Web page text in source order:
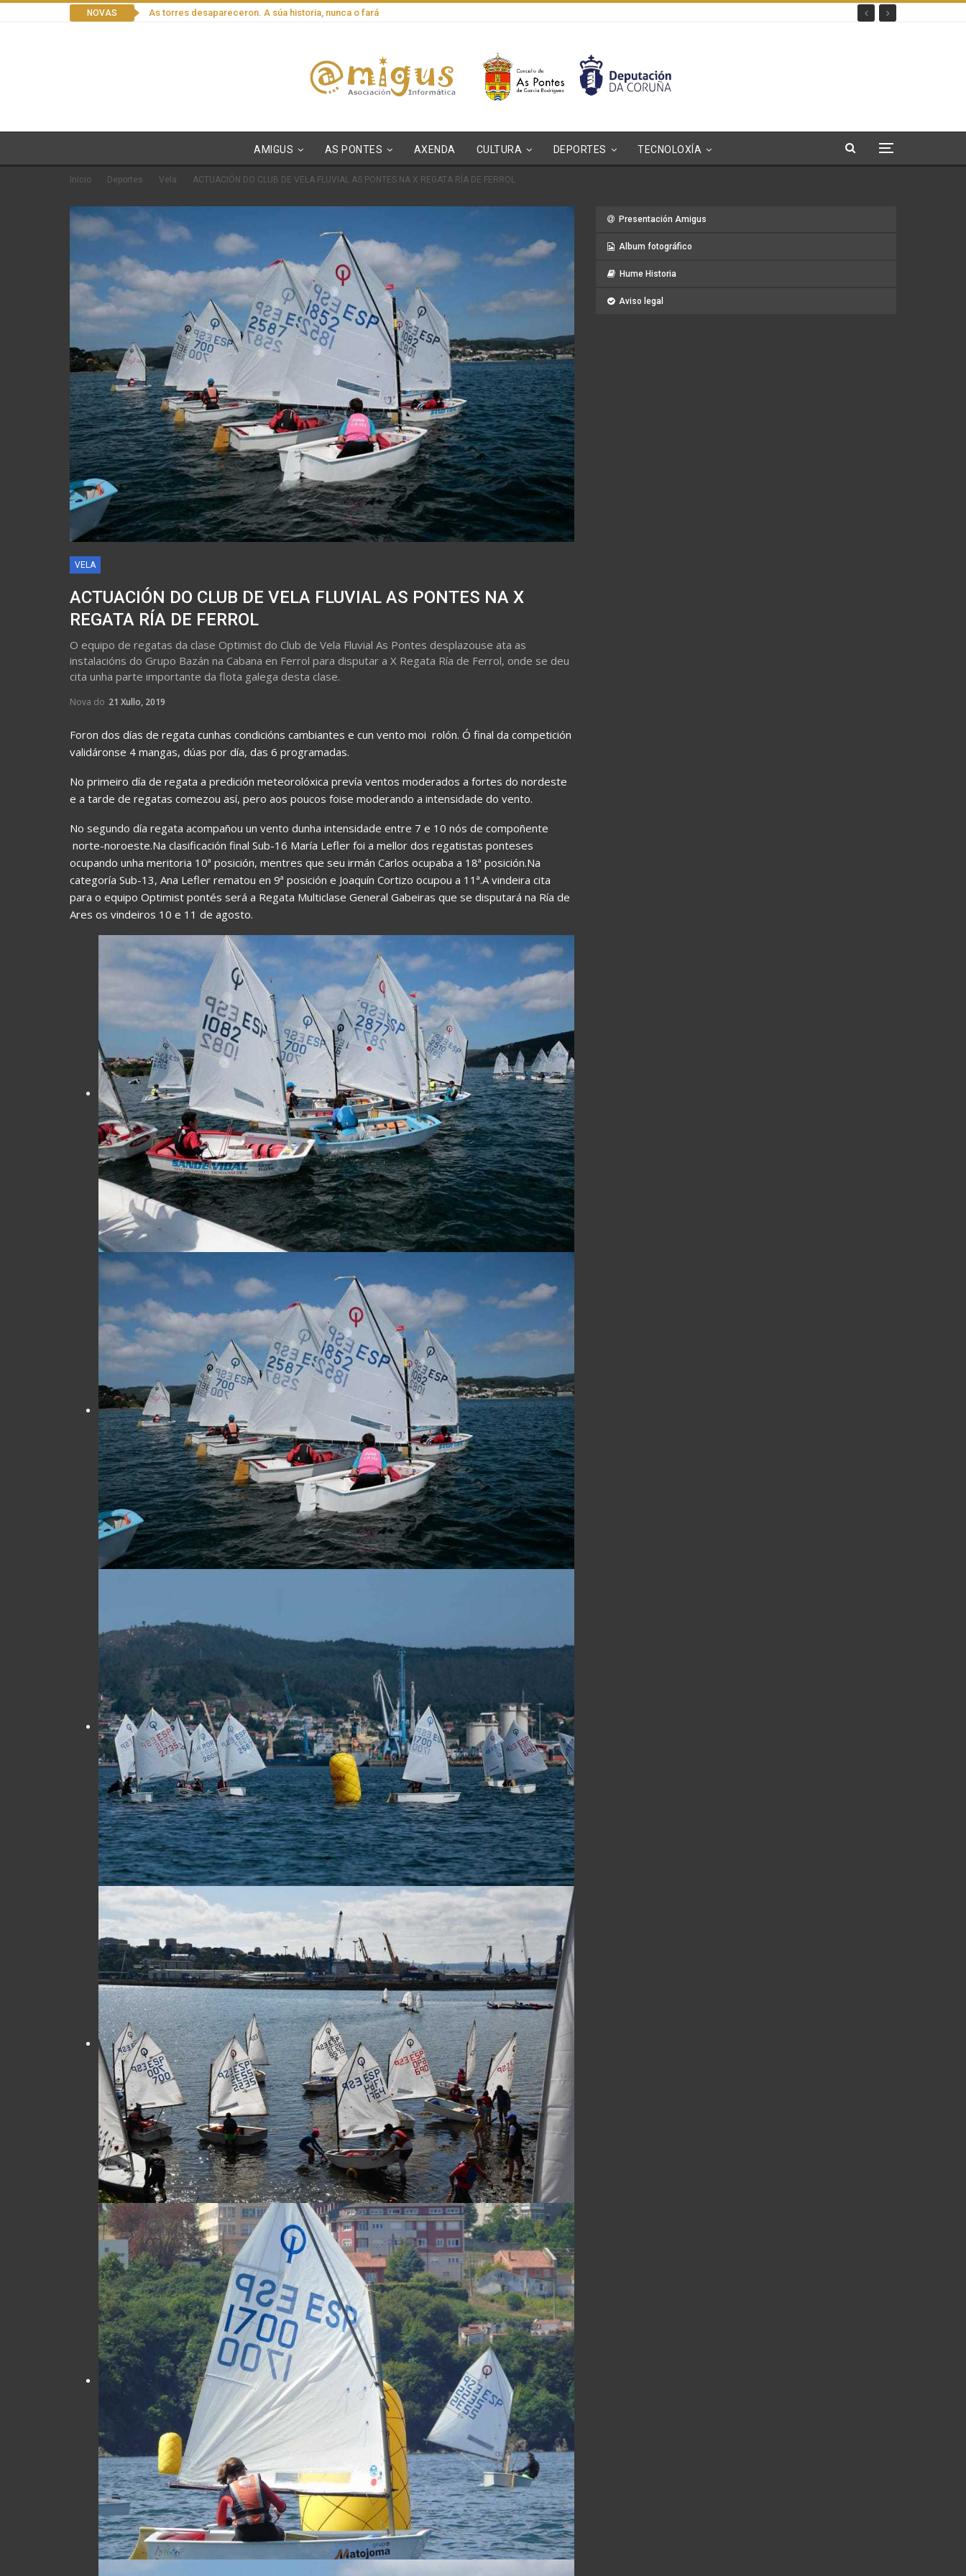
NOVAS As torres desapareceron. A súa historia, nunca o fará
AMIGUS AS PONTES AXENDA CULTURA DEPORTES TECNOLOXÍA
Inicio Deportes Vela ACTUACIÓN DO CLUB DE VELA FLUVIAL AS PONTES NA X REGATA RÍA DE FERROL
VELA
ACTUACIÓN DO CLUB DE VELA FLUVIAL AS PONTES NA X
REGATA RÍA DE FERROL
O equipo de regatas da clase Optimist do Club de Vela Fluvial As Pontes desplazouse ata as
instalacións do Grupo Bazán na Cabana en Ferrol para disputar a X Regata Ría de Ferrol, onde se deu
cita unha parte importante da flota galega desta clase.
Nova do 21 Xullo, 2019
Foron dos días de regata cunhas condicións cambiantes e cun vento moi rolón. Ó final da competición
validáronse 4 mangas, dúas por día, das 6 programadas.
No primeiro día de regata a predición meteorolóxica prevía ventos moderados a fortes do nordeste
e a tarde de regatas comezou así, pero aos poucos foise moderando a intensidade do vento.
No segundo día regata acompañou un vento dunha intensidade entre 7 e 10 nós de compoñente
norte-noroeste.Na clasificación final Sub-16 María Lefler foi a mellor dos regatistas ponteses
ocupando unha meritoria 10ª posición, mentres que seu irmán Carlos ocupaba a 18ª posición.Na
categoría Sub-13, Ana Lefler rematou en 9ª posición e Joaquín Cortizo ocupou a 11ª.A vindeira cita
para o equipo Optimist pontés será a Regata Multiclase General Gabeiras que se disputará na Ría de
Ares os vindeiros 10 e 11 de agosto.
Presentación Amigus
Album fotográfico
Hume Historia
Aviso legal